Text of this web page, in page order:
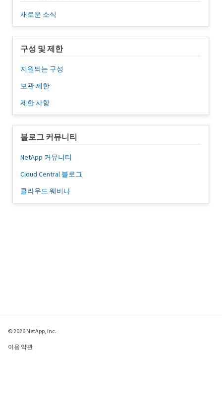
새로운 소식
구성 및 제한
지원되는 구성
보관 제한
제한 사항
블로그 커뮤니티
NetApp 커뮤니티
Cloud Central 블로그
클라우드 웨비나
© 2026 NetApp, Inc.
이용 약관